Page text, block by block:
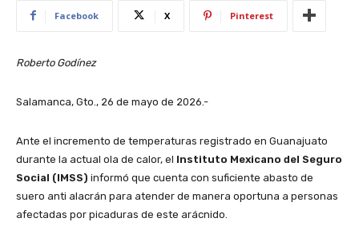
Facebook X Pinterest
Roberto Godínez
Salamanca, Gto., 26 de mayo de 2026.-
Ante el incremento de temperaturas registrado en Guanajuato
durante la actual ola de calor, el Instituto Mexicano del Seguro
Social (IMSS) informó que cuenta con suficiente abasto de
suero anti alacrán para atender de manera oportuna a personas
afectadas por picaduras de este arácnido.